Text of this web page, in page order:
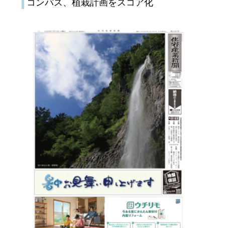
コンパス、植栽計画をスコア化